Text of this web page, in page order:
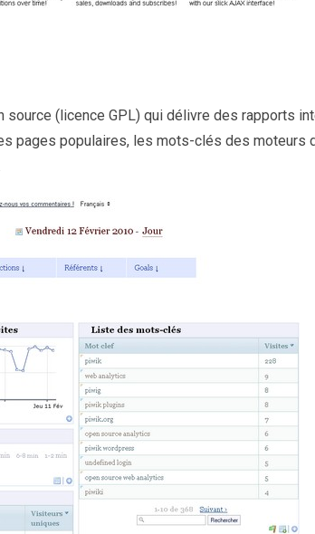
source (licence GPL) qui délivre des rapports
pages populaires, les mots-clés des moteurs